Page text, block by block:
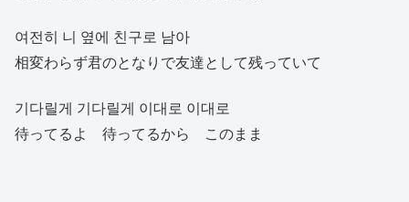
여전히 니 옆에 친구로 남아
相変わらず君のとなりで友達として残っていて
기다릴게 기다릴게 이대로 이대로
待ってるよ 待ってるから このまま